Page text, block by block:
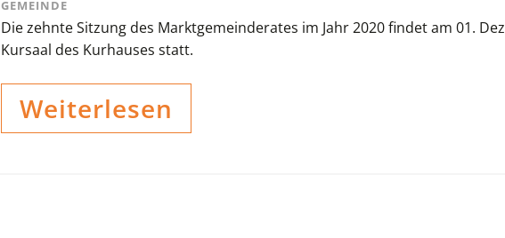
GEMEINDE
Die zehnte Sitzung des Marktgemeinderates im Jahr 2020 findet am 01.
Kursaal des Kurhauses statt.
Weiterlesen